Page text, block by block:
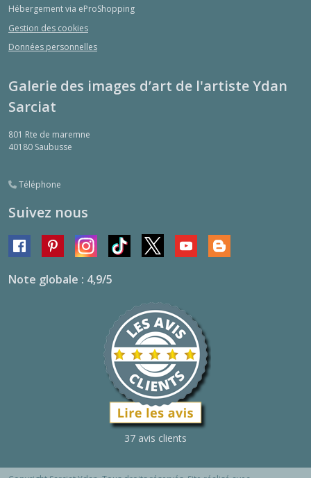
Hébergement via eProShopping
Gestion des cookies
Données personnelles
Galerie des images d’art de l'artiste Ydan
Sarciat
801 Rte de maremne
40180 Saubusse
Téléphone
Suivez nous
Note globale : 4,9/5
37 avis clients